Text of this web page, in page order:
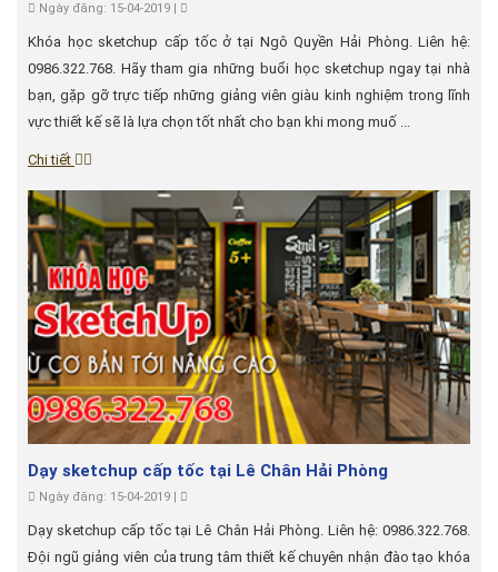
Ngày đăng: 15-04-2019 |
Khóa học sketchup cấp tốc ở tại Ngô Quyền Hải Phòng. Liên hệ:
0986.322.768. Hãy tham gia những buổi học sketchup ngay tại nhà
bạn, gặp gỡ trực tiếp những giảng viên giàu kinh nghiệm trong lĩnh
vực thiết kế sẽ là lựa chọn tốt nhất cho bạn khi mong muố ...
Chi tiết
Dạy sketchup cấp tốc tại Lê Chân Hải Phòng
Ngày đăng: 15-04-2019 |
Dạy sketchup cấp tốc tại Lê Chân Hải Phòng. Liên hệ: 0986.322.768.
Đội ngũ giảng viên của trung tâm thiết kế chuyên nhận đào tạo khóa